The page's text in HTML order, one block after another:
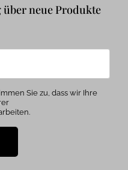
neue Produkte
Sie zu, dass wir Ihre